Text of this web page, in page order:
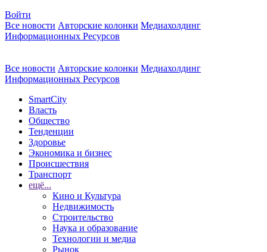
Войти
Все новости Авторские колонки Медиахолдинг
Информационных Ресурсов
Все новости Авторские колонки Медиахолдинг
Информационных Ресурсов
SmartCity
Власть
Общество
Тенденции
Здоровье
Экономика и бизнес
Происшествия
Транспорт
ещё...
Кино и Культура
Недвижимость
Строительство
Наука и образование
Технологии и медиа
Рынок